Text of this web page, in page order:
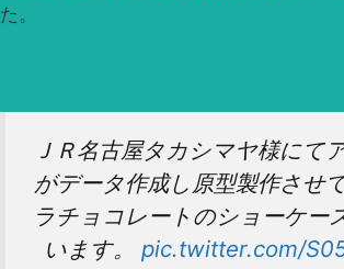
た。
ＪＲ名古屋タカシマヤ様にて
がデータ作成し原型製作させ
ラチョコレートのショーケー
います。 pic.twitter.com/